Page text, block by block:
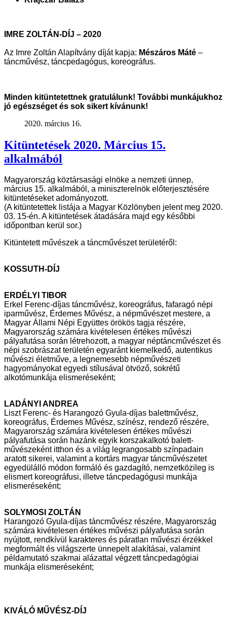
IMRE ZOLTÁN-DÍJ – 2020
Az Imre Zoltán Alapítvány díját kapja: Mészáros Máté –
táncművész, táncpedagógus, koreográfus.
Minden kitüntetettnek gratulálunk! További munkájukhoz
jó egészséget és sok sikert kívánunk!
2020. március 16.
Kitüntetések 2020. Március 15.
alkalmából
Magyarország köztársasági elnöke a nemzeti ünnep,
március 15. alkalmából, a miniszterelnök előterjesztésére
kitüntetéseket adományozott.
(A kitüntetettek listája a Magyar Közlönyben jelent meg 2020.
03. 15-én. A kitüntetések átadására majd egy későbbi
időpontban kerül sor.)
Kitüntetett művészek a táncművészet területéről:
KOSSUTH-DÍJ
ERDÉLYI TIBOR
Erkel Ferenc-díjas táncművész, koreográfus, fafaragó népi
iparművész, Érdemes Művész, a népművészet mestere, a
Magyar Állami Népi Együttes örökös tagja részére,
Magyarország számára kivételesen értékes művészi
pályafutása során létrehozott, a magyar néptáncművészet és
népi szobrászatterületén egyaránt kiemelkedő, autentikus
művészi életműve, a legnemesebb népművészeti
hagyományokat egyedi stílusával ötvöző, sokrétű
alkotómunkája elismeréseként;
LADÁNYI ANDREA
Liszt Ferenc- és Harangozó Gyula-díjas balettművész,
koreográfus, Érdemes Művész, színész, rendező részére,
Magyarország számára kivételesen értékes művészi
pályafutása során hazánk egyik korszakalkotó balett-
művészeként itthon és a világ legrangosabb színpadain
aratott sikerei, valamint a kortárs magyar táncművészetet
egyedülálló módon formáló és gazdagító, nemzetközileg is
elismert koreográfusi, illetve táncpedagógusi munkája
elismeréseként;
SOLYMOSI ZOLTÁN
Harangozó Gyula-díjas táncművész részére, Magyarország
számára kivételesen értékes művészi pályafutása során
nyújtott, rendkívül karakteres és páratlan művészi érzékkel
megformált és világszerte ünnepelt alakításai, valamint
példamutató szakmai alázattal végzett táncpedagógiai
munkája elismeréseként;
KIVÁLÓ MŰVÉSZ-DÍJ